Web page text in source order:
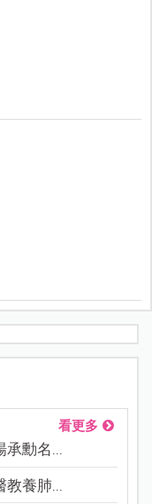
看更多
承勳名...
教養肺...